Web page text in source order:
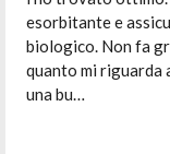
esorbitante e
biologico. Non fa
quanto mi riguarda
una bu…